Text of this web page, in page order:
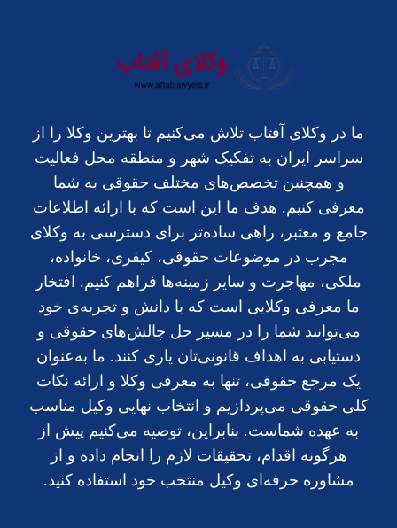
ما در وکلای آفتاب تلاش می‌کنیم تا بهترین وکلا را از
سراسر ایران به تفکیک شهر و منطقه محل فعالیت
و همچنین تخصص‌های مختلف حقوقی به شما
معرفی کنیم. هدف ما این است که با ارائه اطلاعات
جامع و معتبر، راهی ساده‌تر برای دسترسی به وکلای
مجرب در موضوعات حقوقی، کیفری، خانواده،
ملکی، مهاجرت و سایر زمینه‌ها فراهم کنیم. افتخار
ما معرفی وکلایی است که با دانش و تجربه‌ی خود
می‌توانند شما را در مسیر حل چالش‌های حقوقی و
دستیابی به اهداف قانونی‌تان یاری کنند. ما به‌عنوان
یک مرجع حقوقی، تنها به معرفی وکلا و ارائه نکات
کلی حقوقی می‌پردازیم و انتخاب نهایی وکیل مناسب
به عهده شماست. بنابراین، توصیه می‌کنیم پیش از
هرگونه اقدام، تحقیقات لازم را انجام داده و از
مشاوره حرفه‌ای وکیل منتخب خود استفاده کنید.